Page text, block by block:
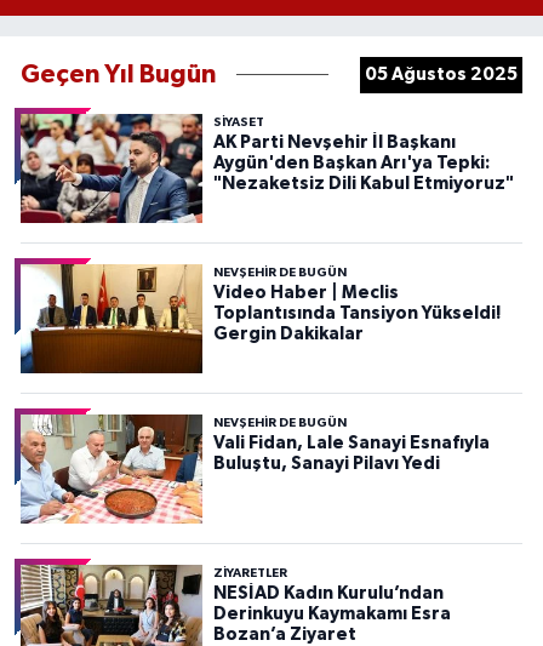
Geçen Yıl Bugün 05 Ağustos 2025
SIYASET
AK Parti Nevşehir İl Başkanı
Aygün'den Başkan Arı'ya Tepki:
"Nezaketsiz Dili Kabul Etmiyoruz"
NEVŞEHIR DE BUGÜN
Video Haber | Meclis
Toplantısında Tansiyon Yükseldi!
Gergin Dakikalar
NEVŞEHIR DE BUGÜN
Vali Fidan, Lale Sanayi Esnafıyla
Buluştu, Sanayi Pilavı Yedi
ZIYARETLER
NESİAD Kadın Kurulu’ndan
Derinkuyu Kaymakamı Esra
Bozan’a Ziyaret